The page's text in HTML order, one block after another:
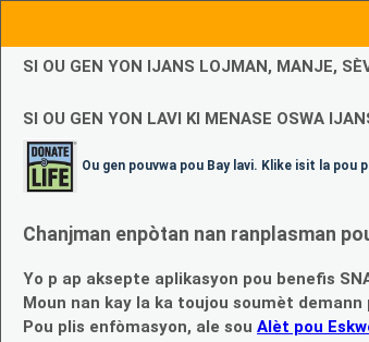
SI OU GEN YON IJANS LOJMAN, MANJE,
SI OU GEN YON LAVI KI MENASE OSWA
Ou gen pouvwa pou Bay lavi. Klike isit la pou
Chanjman enpòtan nan ranplasman
Yo p ap aksepte aplikasyon pou benefis
Moun nan kay la ka toujou soumèt
Pou plis enfòmasyon, ale sou Alèt pou